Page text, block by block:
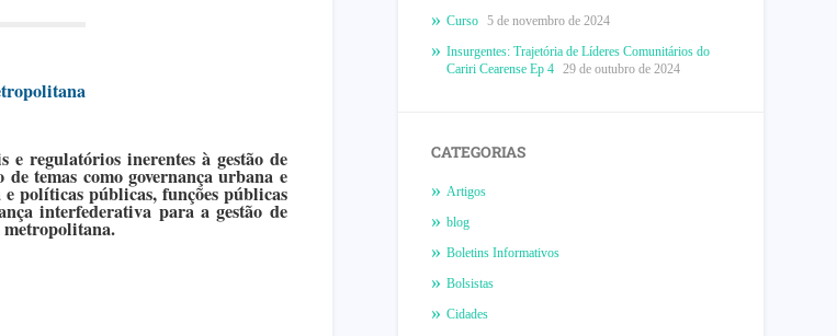
e regulatórios inerentes à gestão de
de temas como governança urbana e
políticas públicas, funções públicas
interfederativa para a gestão de
metropolitana.
Curso 5 de novembro de 2024
Insurgentes: Trajetória de Líderes Comunitários do
Cariri Cearense Ep 4 29 de outubro de 2024
CATEGORIAS
Artigos
blog
Boletins Informativos
Bolsistas
Cidades